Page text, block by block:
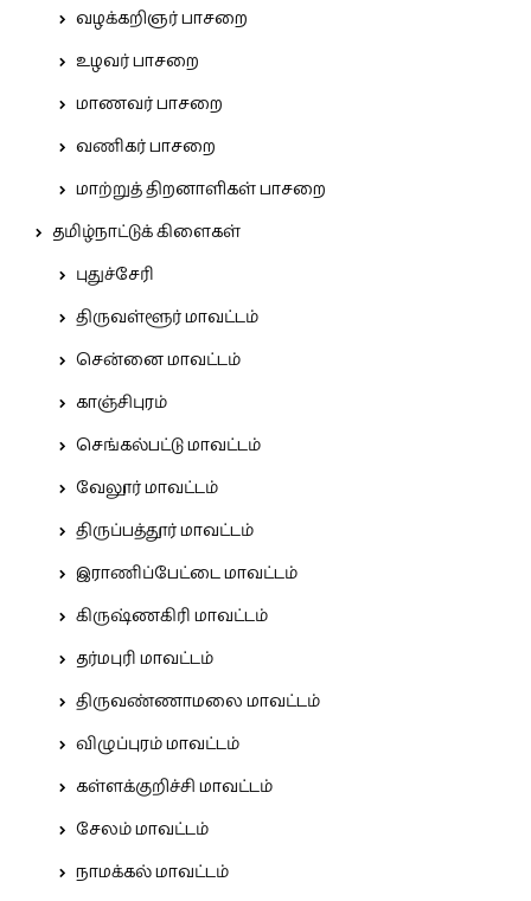
வழக்கறிஞர் பாசறை
உழவர் பாசறை
மாணவர் பாசறை
வணிகர் பாசறை
மாற்றுத் திறனாளிகள் பாசறை
தமிழ்நாட்டுக் கிளைகள்
புதுச்சேரி
திருவள்ளூர் மாவட்டம்
சென்னை மாவட்டம்
காஞ்சிபுரம்
செங்கல்பட்டு மாவட்டம்
வேலூர் மாவட்டம்
திருப்பத்தூர் மாவட்டம்
இராணிப்பேட்டை மாவட்டம்
கிருஷ்ணகிரி மாவட்டம்
தர்மபுரி மாவட்டம்
திருவண்ணாமலை மாவட்டம்
விழுப்புரம் மாவட்டம்
கள்ளக்குறிச்சி மாவட்டம்
சேலம் மாவட்டம்
நாமக்கல் மாவட்டம்